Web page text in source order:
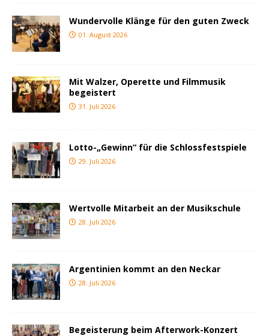
Wundervolle Klänge für den guten Zweck
01. August 2026
Mit Walzer, Operette und Filmmusik
begeistert
31. Juli 2026
Lotto-„Gewinn“ für die Schlossfestspiele
29. Juli 2026
Wertvolle Mitarbeit an der Musikschule
28. Juli 2026
Argentinien kommt an den Neckar
28. Juli 2026
Begeisterung beim Afterwork-Konzert